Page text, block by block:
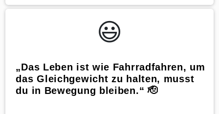
😃️
„Das Leben ist wie Fahrradfahren, um
das Gleichgewicht zu halten, musst
du in Bewegung bleiben.“ 🫡